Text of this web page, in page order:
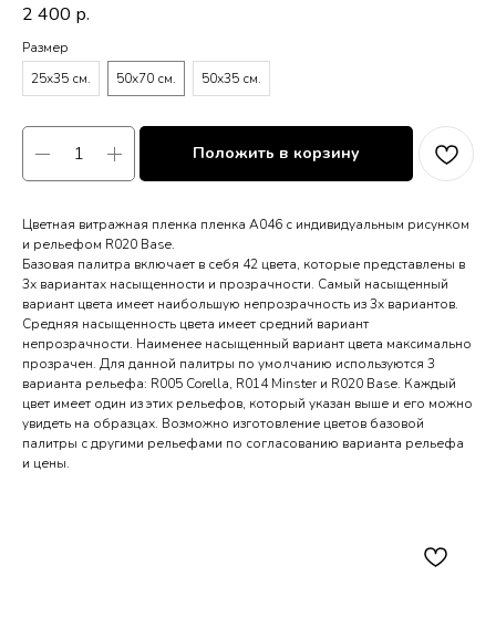
2 400 р.
Размер
25х35 см.
50х70 см. 50х35 см.
Положить в корзину
Цветная витражная пленка пленка A046 с индивидуальным рисунком
и рельефом R020 Base.
Базовая палитра включает в себя 42 цвета, которые представлены в
3х вариантах насыщенности и прозрачности. Самый насыщенный
вариант цвета имеет наибольшую непрозрачность из 3х вариантов.
Средняя насыщенность цвета имеет средний вариант
непрозрачности. Наименее насыщенный вариант цвета максимально
прозрачен. Для данной палитры по умолчанию используются 3
варианта рельефа: R005 Corella, R014 Minster и R020 Base. Каждый
цвет имеет один из этих рельефов, который указан выше и его можно
увидеть на образцах. Возможно изготовление цветов базовой
палитры с другими рельефами по согласованию варианта рельефа
и цены.